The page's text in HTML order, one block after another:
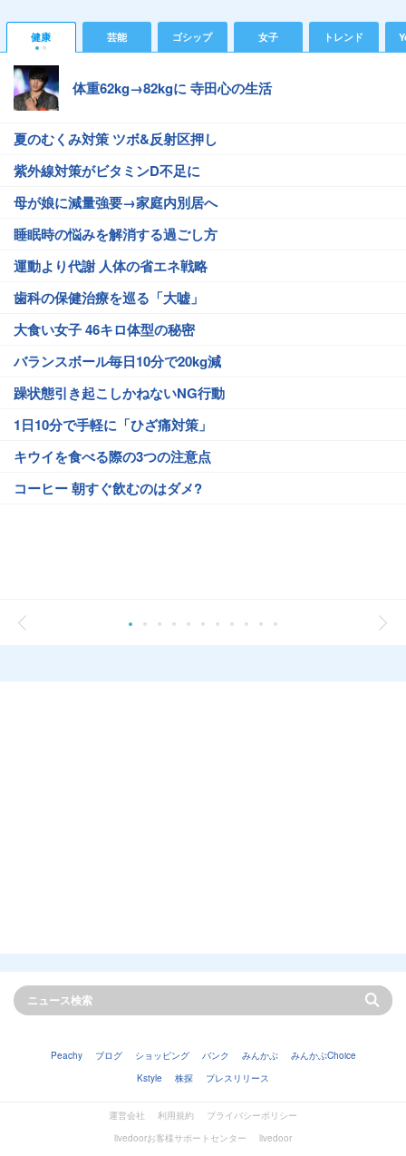
健康 芸能 ゴシップ 女子 トレンド
体重62kg→82kgに 寺田心の生活
夏のむくみ対策 ツボ&反射区押し
紫外線対策がビタミンD不足に
母が娘に減量強要→家庭内別居へ
睡眠時の悩みを解消する過ごし方
運動より代謝 人体の省エネ戦略
歯科の保健治療を巡る「大嘘」
大食い女子 46キロ体型の秘密
バランスボール毎日10分で20kg減
躁状態引き起こしかねないNG行動
1日10分で手軽に「ひざ痛対策」
キウイを食べる際の3つの注意点
コーヒー 朝すぐ飲むのはダメ?
Peachy ブログ ショッピング バンク みんかぶ
みんかぶChoice
Kstyle
株探 プレスリリース
運営会社 利用規約
プライバシーポリシー
livedoorお客様サポートセンター
livedoor